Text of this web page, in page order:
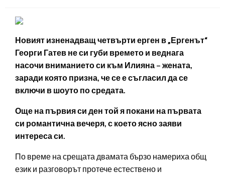
Новият изненадващ четвърти ерген в „Ергенът“
Георги Гатев не си губи времето и веднага
насочи вниманието си към Илияна – жената,
заради която призна, че се е съгласил да се
включи в шоуто по средата.
Още на първия си ден той я покани на първата
си романтична вечеря, с което ясно заяви
интереса си.
По време на срещата двамата бързо намериха общ
език и разговорът протече естествено и